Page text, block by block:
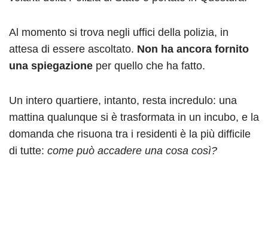
Al momento si trova negli uffici della polizia, in
attesa di essere ascoltato. Non ha ancora fornito
una spiegazione per quello che ha fatto.
Un intero quartiere, intanto, resta incredulo: una
mattina qualunque si è trasformata in un incubo, e la
domanda che risuona tra i residenti è la più difficile
di tutte: come può accadere una cosa così?